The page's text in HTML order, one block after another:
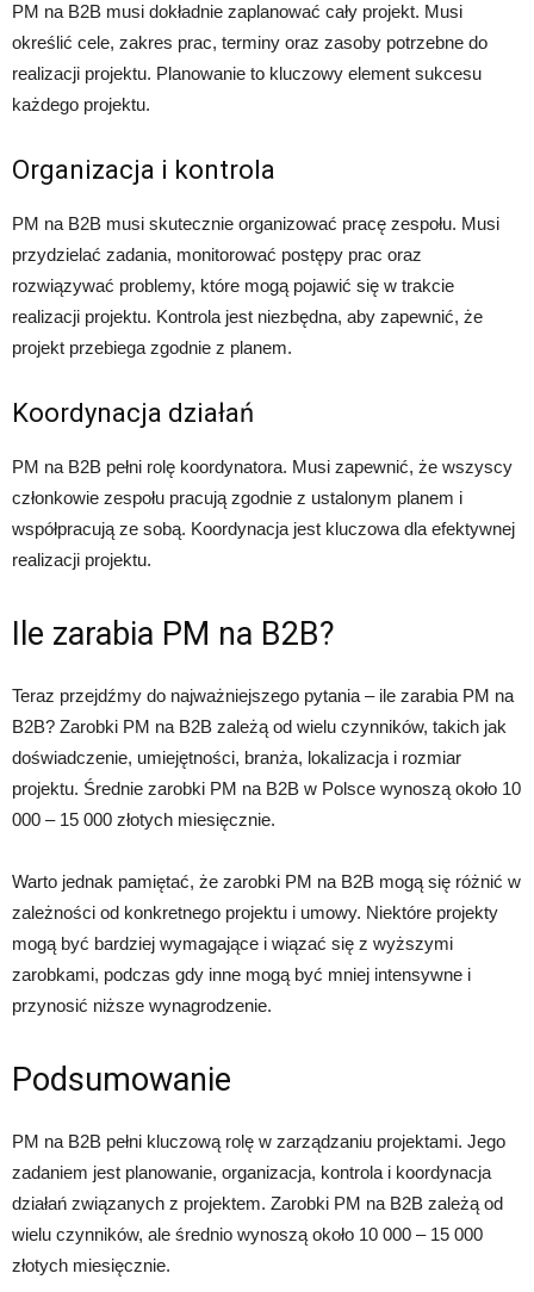
PM na B2B musi dokładnie zaplanować cały projekt. Musi
określić cele, zakres prac, terminy oraz zasoby potrzebne do
realizacji projektu. Planowanie to kluczowy element sukcesu
każdego projektu.
Organizacja i kontrola
PM na B2B musi skutecznie organizować pracę zespołu. Musi
przydzielać zadania, monitorować postępy prac oraz
rozwiązywać problemy, które mogą pojawić się w trakcie
realizacji projektu. Kontrola jest niezbędna, aby zapewnić, że
projekt przebiega zgodnie z planem.
Koordynacja działań
PM na B2B pełni rolę koordynatora. Musi zapewnić, że wszyscy
członkowie zespołu pracują zgodnie z ustalonym planem i
współpracują ze sobą. Koordynacja jest kluczowa dla efektywnej
realizacji projektu.
Ile zarabia PM na B2B?
Teraz przejdźmy do najważniejszego pytania – ile zarabia PM na
B2B? Zarobki PM na B2B zależą od wielu czynników, takich jak
doświadczenie, umiejętności, branża, lokalizacja i rozmiar
projektu. Średnie zarobki PM na B2B w Polsce wynoszą około 10
000 – 15 000 złotych miesięcznie.
Warto jednak pamiętać, że zarobki PM na B2B mogą się różnić w
zależności od konkretnego projektu i umowy. Niektóre projekty
mogą być bardziej wymagające i wiązać się z wyższymi
zarobkami, podczas gdy inne mogą być mniej intensywne i
przynosić niższe wynagrodzenie.
Podsumowanie
PM na B2B pełni kluczową rolę w zarządzaniu projektami. Jego
zadaniem jest planowanie, organizacja, kontrola i koordynacja
działań związanych z projektem. Zarobki PM na B2B zależą od
wielu czynników, ale średnio wynoszą około 10 000 – 15 000
złotych miesięcznie.